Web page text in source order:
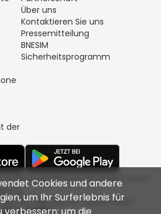
der
Über uns
Kontaktieren Sie uns
Pressemitteilung
BNESIM
Sicherheitsprogramm
Plaza, NO:55 King Yip Street, Kwun
Alle Rechte vorbehalten.
Cookies und andere
um Ihr Surferlebnis für